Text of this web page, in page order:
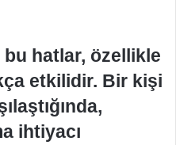
hatlar, özellikle
etkilidir. Bir kişi
ihtiyacı